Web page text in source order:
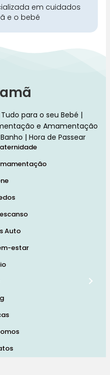
em cuidados
e o bebé
para o seu Bebé |
e Amamentação
| Hora de Passear
Auto
estar